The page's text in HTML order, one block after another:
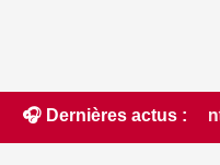
🎧 Dernières actus :
placée en